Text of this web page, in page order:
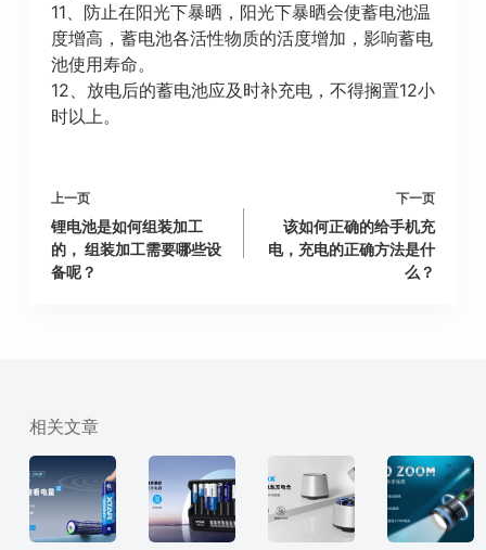
11、防止在阳光下暴晒，阳光下暴晒会使蓄电池温
度增高，蓄电池各活性物质的活度增加，影响蓄电
池使用寿命。
12、放电后的蓄电池应及时补充电，不得搁置12小
时以上。
上一页
锂电池是如何组装加工
的， 组装加工需要哪些设
备呢？
下一页
该如何正确的给手机充
电，充电的正确方法是什
么？
相关文章